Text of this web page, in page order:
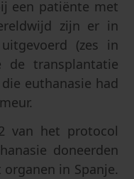
een patiënte met
zijn er in
(zes in
de transplantatie
euthanasie had
van het protocol
doneerden
in Spanje.